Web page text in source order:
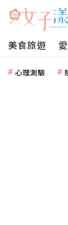
美食旅遊
心理測驗